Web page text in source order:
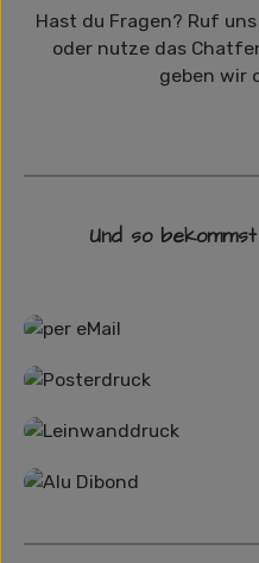
Hast du Fragen? Ruf
oder nutze das
geben wir
Und so